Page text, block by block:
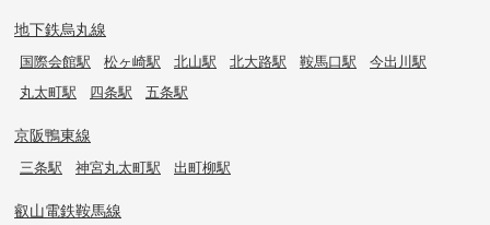
地下鉄烏丸線
国際会館駅 松ヶ崎駅 北山駅 北大路駅 鞍馬口駅
今出川駅
丸太町駅
四条駅 五条駅
京阪鴨東線
三条駅 神宮丸太町駅 出町柳駅
叡山電鉄鞍馬線